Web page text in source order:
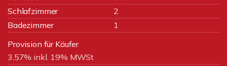
Schlafzimmer
2
Badezimmer
1
Provision für Käufer
3,57% inkl. 19% MWSt